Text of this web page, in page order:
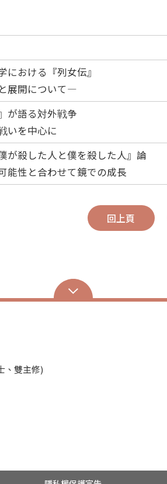
における『列女伝』
展開について―
が語る対外戦争
いを中心に
が殺した人と僕を殺した人』論
能性と合わせて鏡での成長
回上頁
、雙主修)